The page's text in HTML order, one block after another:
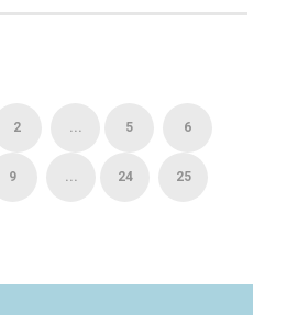
2 ... 5 6
9 ... 24 25